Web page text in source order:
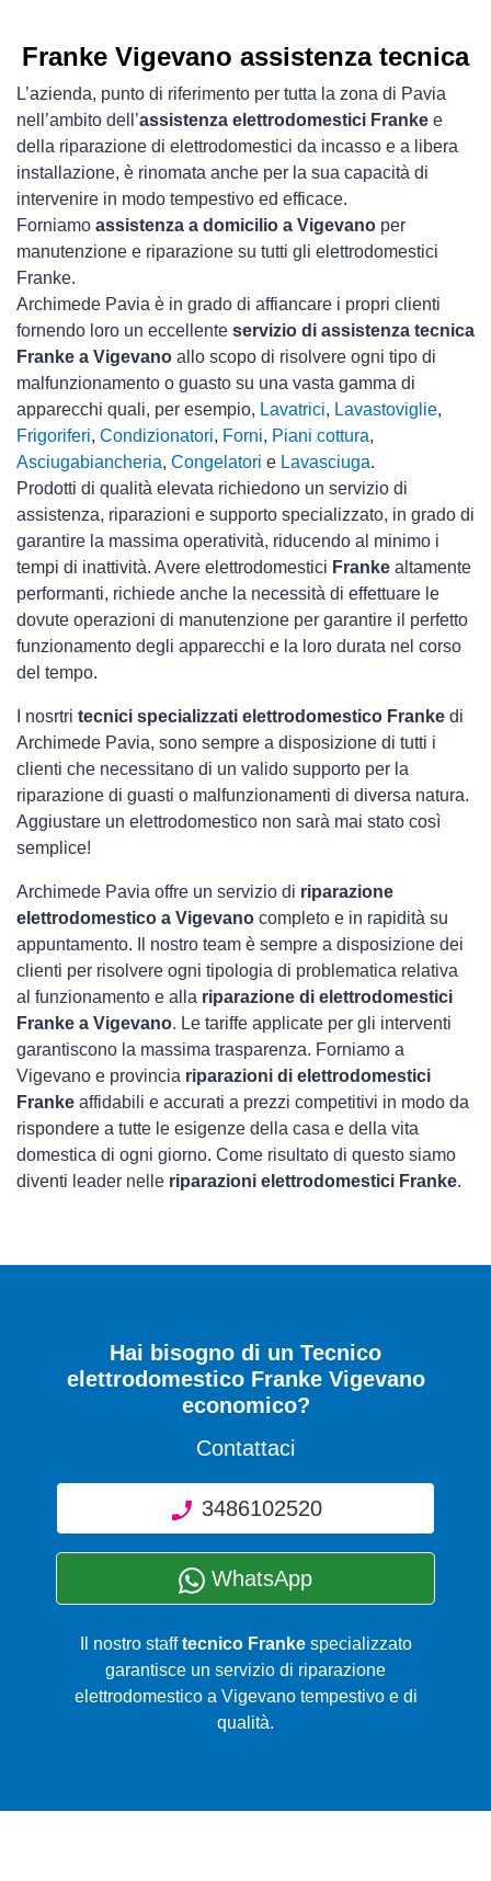
Franke Vigevano assistenza tecnica
L’azienda, punto di riferimento per tutta la zona di Pavia
nell’ambito dell’assistenza elettrodomestici Franke e
della riparazione di elettrodomestici da incasso e a libera
installazione, è rinomata anche per la sua capacità di
intervenire in modo tempestivo ed efficace.
Forniamo assistenza a domicilio a Vigevano per
manutenzione e riparazione su tutti gli elettrodomestici
Franke.
Archimede Pavia è in grado di affiancare i propri clienti
fornendo loro un eccellente servizio di assistenza tecnica
Franke a Vigevano allo scopo di risolvere ogni tipo di
malfunzionamento o guasto su una vasta gamma di
apparecchi quali, per esempio, Lavatrici, Lavastoviglie,
Frigoriferi, Condizionatori, Forni, Piani cottura,
Asciugabiancheria, Congelatori e Lavasciuga.
Prodotti di qualità elevata richiedono un servizio di
assistenza, riparazioni e supporto specializzato, in grado di
garantire la massima operatività, riducendo al minimo i
tempi di inattività. Avere elettrodomestici Franke altamente
performanti, richiede anche la necessità di effettuare le
dovute operazioni di manutenzione per garantire il perfetto
funzionamento degli apparecchi e la loro durata nel corso
del tempo.
I nosrtri tecnici specializzati elettrodomestico Franke di
Archimede Pavia, sono sempre a disposizione di tutti i
clienti che necessitano di un valido supporto per la
riparazione di guasti o malfunzionamenti di diversa natura.
Aggiustare un elettrodomestico non sarà mai stato così
semplice!
Archimede Pavia offre un servizio di riparazione
elettrodomestico a Vigevano completo e in rapidità su
appuntamento. Il nostro team è sempre a disposizione dei
clienti per risolvere ogni tipologia di problematica relativa
al funzionamento e alla riparazione di elettrodomestici
Franke a Vigevano. Le tariffe applicate per gli interventi
garantiscono la massima trasparenza. Forniamo a
Vigevano e provincia riparazioni di elettrodomestici
Franke affidabili e accurati a prezzi competitivi in modo da
rispondere a tutte le esigenze della casa e della vita
domestica di ogni giorno. Come risultato di questo siamo
diventi leader nelle riparazioni elettrodomestici Franke.
Hai bisogno di un Tecnico
elettrodomestico Franke Vigevano
economico?
Contattaci
3486102520
WhatsApp
Il nostro stafftecnico Frankespecializzato
garantisce un servizio di riparazione
elettrodomestico a Vigevano tempestivo e di
qualità.